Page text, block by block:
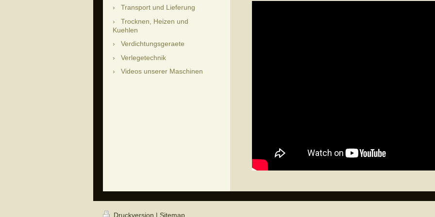
Transport und Lieferung
Trocknen, Heizen und
Kuehlen
Verdichtungsgeraete
Verlegetechnik
Videos unserer Maschinen
Druckversion | Sitemap